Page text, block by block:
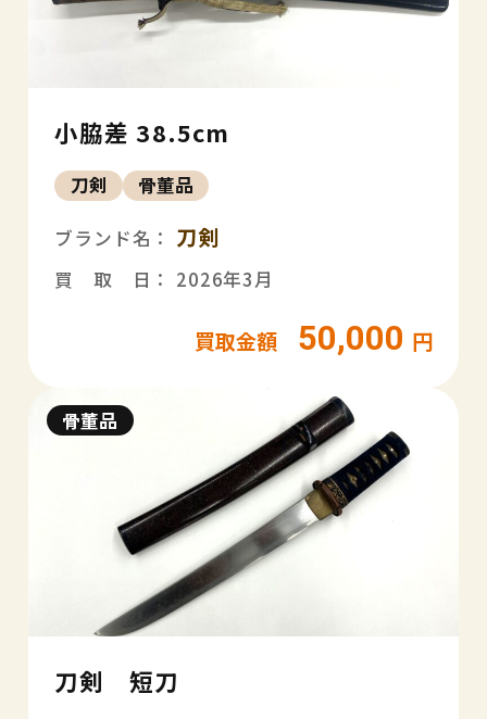
小脇差 38.5cm
刀剣 骨董品
ブランド名： 刀剣
買 取 日： 2026年3月
買取金額 50,000 円
骨董品
刀剣 短刀